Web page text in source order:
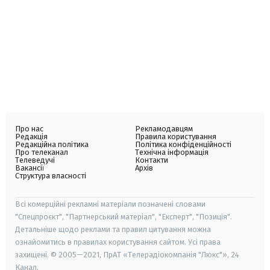
Про нас
Редакція
Редакційна політика
Про телеканал
Телеведучі
Вакансії
Структура власності
Рекламодавцям
Правила користування
Політика конфіденційності
Технічна інформація
Контакти
Архів
Всі комерційні рекламні матеріали позначені словами
"Спецпроєкт", "Партнерський матеріал", "Експерт", "Позиція".
Детальніше щодо реклами та правил цитування можна
ознайомитись в правилах користування сайтом. Усі права
захищені. © 2005—2021, ПрАТ «Телерадіокомпанія "Люкс"», 24
Канал.